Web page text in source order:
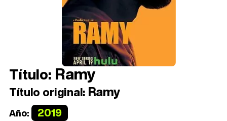
Título: Ramy
Título original: Ramy
Año: 2019